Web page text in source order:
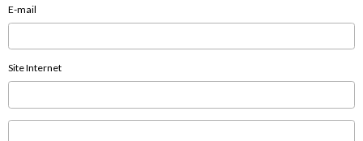
E-mail
Site Internet